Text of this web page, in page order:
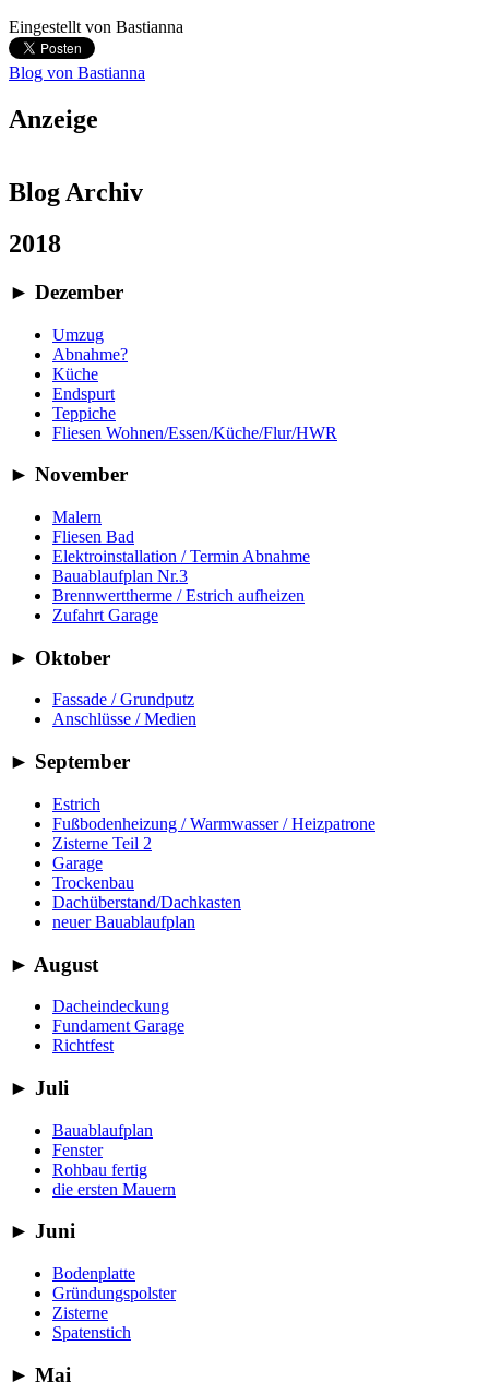
Eingestellt von Bastianna
Blog von Bastianna
Anzeige
Blog Archiv
2018
► Dezember
Umzug
Abnahme?
Küche
Endspurt
Teppiche
Fliesen Wohnen/Essen/Küche/Flur/HWR
► November
Malern
Fliesen Bad
Elektroinstallation / Termin Abnahme
Bauablaufplan Nr.3
Brennwerttherme / Estrich aufheizen
Zufahrt Garage
► Oktober
Fassade / Grundputz
Anschlüsse / Medien
► September
Estrich
Fußbodenheizung / Warmwasser / Heizpatrone
Zisterne Teil 2
Garage
Trockenbau
Dachüberstand/Dachkasten
neuer Bauablaufplan
► August
Dacheindeckung
Fundament Garage
Richtfest
► Juli
Bauablaufplan
Fenster
Rohbau fertig
die ersten Mauern
► Juni
Bodenplatte
Gründungspolster
Zisterne
Spatenstich
► Mai